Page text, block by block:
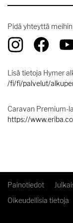
Pidä yhteyttä
Lisä tietoja Hymer
/fi/fi/palvelut/
Caravan Premium-
https://
Painotiedot
Oikeudellisia tietoja